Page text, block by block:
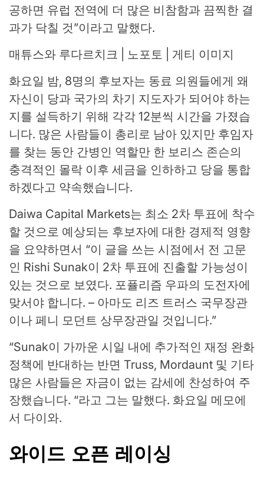
공하면 유럽 전역에 더 많은 비참함과 끔찍한 결
과가 닥칠 것”이라고 말했다.
매튜스와 루다르치크 | 노포토 | 게티 이미지
화요일 밤, 8명의 후보자는 동료 의원들에게 왜
자신이 당과 국가의 차기 지도자가 되어야 하는
지를 설득하기 위해 각각 12분씩 시간을 가졌습
니다. 많은 사람들이 총리로 남아 있지만 후임자
를 찾는 동안 간병인 역할만 한 보리스 존슨의
충격적인 몰락 이후 세금을 인하하고 당을 통합
하겠다고 약속했습니다.
Daiwa Capital Markets는 최소 2차 투표에 착수
할 것으로 예상되는 후보자에 대한 경제적 영향
을 요약하면서 “이 글을 쓰는 시점에서 전 고문
인 Rishi Sunak이 2차 투표에 진출할 가능성이
있는 것으로 보였다. 포퓰리즘 우파의 도전자에
맞서야 합니다. – 아마도 리즈 트러스 국무장관
이나 페니 모던트 상무장관일 것입니다.”
“Sunak이 가까운 시일 내에 추가적인 재정 완화
정책에 반대하는 반면 Truss, Mordaunt 및 기타
많은 사람들은 자금이 없는 감세에 찬성하여 주
장했습니다. “라고 그는 말했다. 화요일 메모에
서 다이와.
와이드 오픈 레이싱